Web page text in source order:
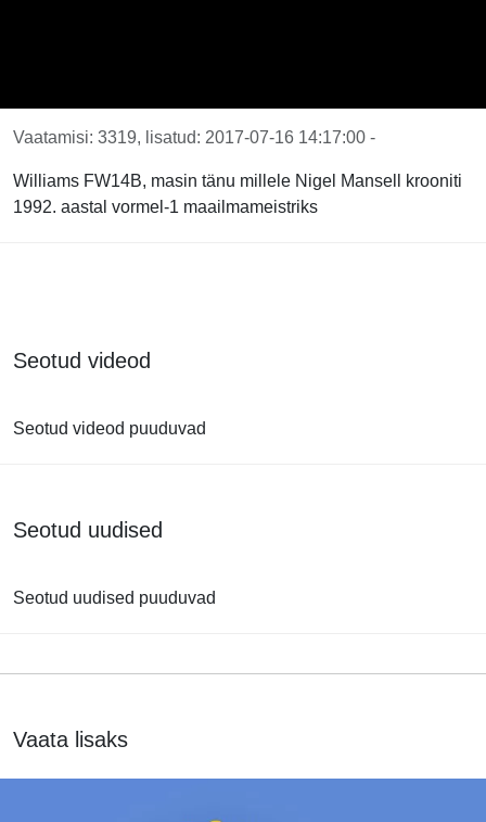
Vaatamisi: 3319, lisatud: 2017-07-16 14:17:00 -
Williams FW14B, masin tänu millele Nigel Mansell krooniti
1992. aastal vormel-1 maailmameistriks
Seotud videod
Seotud videod puuduvad
Seotud uudised
Seotud uudised puuduvad
Vaata lisaks